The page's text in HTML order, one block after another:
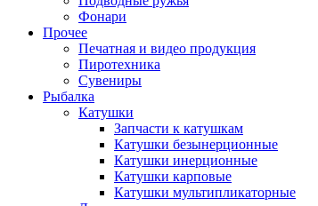
Фонари
Прочее
Печатная и видео продукция
Пиротехника
Сувениры
Рыбалка
Катушки
Запчасти к катушкам
Катушки безынерционные
Катушки инерционные
Катушки карповые
Катушки мультипликаторные